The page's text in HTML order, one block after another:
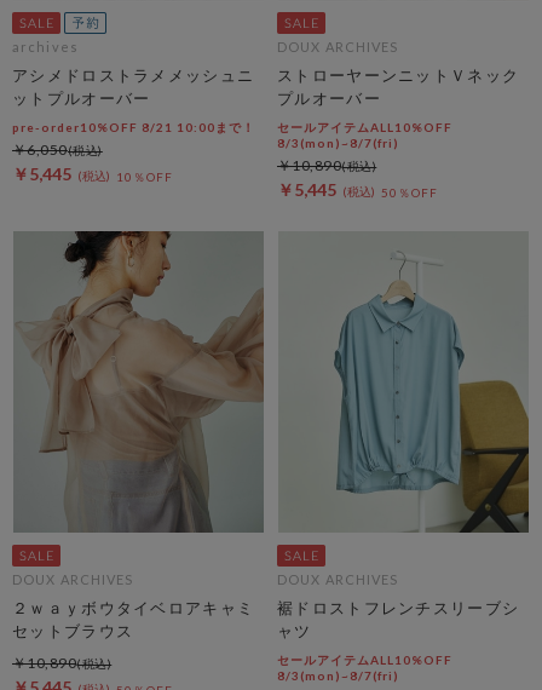
archives
アシメドロストラメメッシュニ
ットプルオーバー
pre-order10%OFF 8/21 10:00まで！
￥5,445 10％OFF
￥6,050
DOUX ARCHIVES
ストローヤーンニットＶネック
プルオーバー
セールアイテムALL10%OFF
8/3(mon)~8/7(fri)
￥5,445 50％OFF
￥10,890
DOUX ARCHIVES
２ｗａｙボウタイベロアキャミ
セットブラウス
￥10,890
DOUX ARCHIVES
裾ドロストフレンチスリーブシ
ャツ
セールアイテムALL10%OFF
8/3(mon)~8/7(fri)